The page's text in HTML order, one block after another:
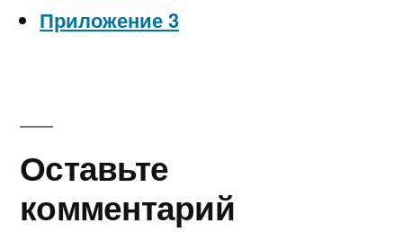
Приложение 3
Оставьте
комментарий